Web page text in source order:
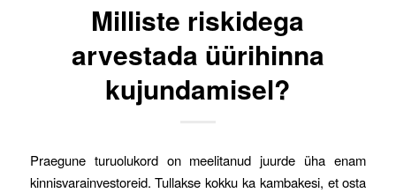
Milliste riskidega
arvestada üürihinna
kujundamisel?
Praegune turuolukord on meelitanud juurde üha enam
kinnisvarainvestoreid. Tullakse kokku ka kambakesi, et osta